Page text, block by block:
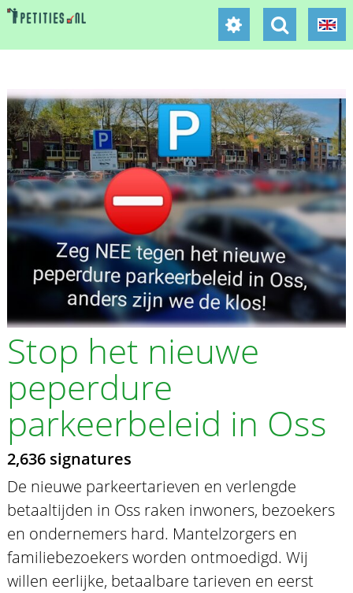
Stop het nieuwe
peperdure
parkeerbeleid in Oss
2,636 signatures
De nieuwe parkeertarieven en verlengde
betaaltijden in Oss raken inwoners, bezoekers
en ondernemers hard. Mantelzorgers en
familiebezoekers worden ontmoedigd. Wij
willen eerlijke, betaalbare tarieven en eerst